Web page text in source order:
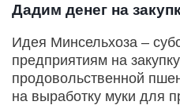
Дадим денег на
Идея Минсельхоза –
предприятиям на
продовольственной
на выработку муки для